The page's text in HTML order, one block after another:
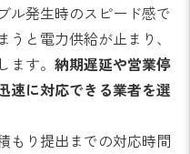
ル発生時のスピード感で
と電力供給が止まり、
す。 納期遅延や営業停
速に対応できる業者を選
もり提出までの対応時間